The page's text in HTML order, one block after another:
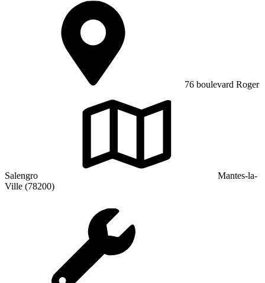
76 boulevard Roger
Salengro
Mantes-la-
Ville (78200)